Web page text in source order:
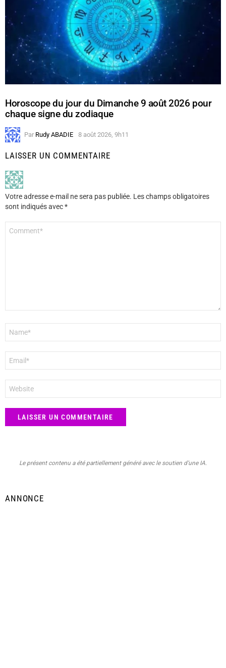
Horoscope du jour du Dimanche 9 août 2026 pour
chaque signe du zodiaque
Par Rudy ABADIE 8 août 2026, 9h11
LAISSER UN COMMENTAIRE
Votre adresse e-mail ne sera pas publiée. Les champs obligatoires
sont indiqués avec*
mail
*
web
Le présent contenu a été partiellement généré avec le soutien d’une IA.
ANNONCE